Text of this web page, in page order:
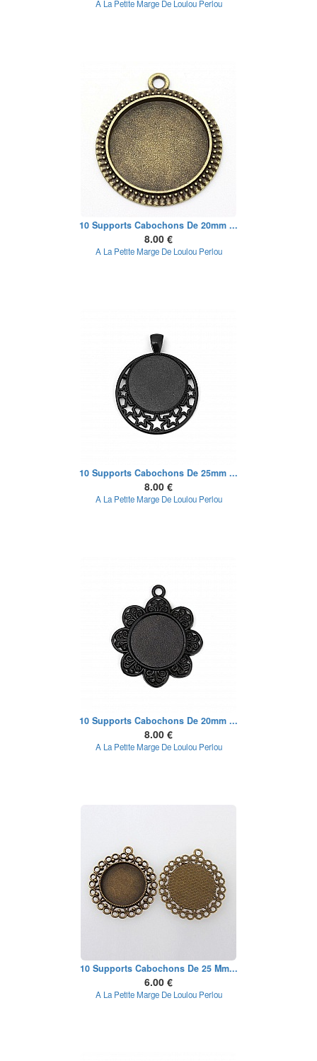
A La Petite Marge De Loulou Perlou
10 Supports Cabochons De 20mm ...
8.00 €
A La Petite Marge De Loulou Perlou
10 Supports Cabochons De 25mm ...
8.00 €
A La Petite Marge De Loulou Perlou
10 Supports Cabochons De 20mm ...
8.00 €
A La Petite Marge De Loulou Perlou
10 Supports Cabochons De 25 Mm...
6.00 €
A La Petite Marge De Loulou Perlou